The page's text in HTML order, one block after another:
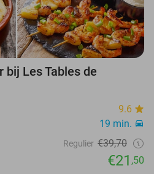
bij Les Tables de
9.6
19 min.
Regulier €39,70
€21 ,50